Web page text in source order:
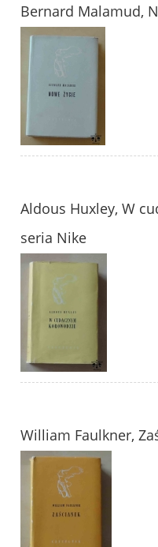
Bernard Malamud,
Aldous Huxley, W
seria Nike
William Faulkner,